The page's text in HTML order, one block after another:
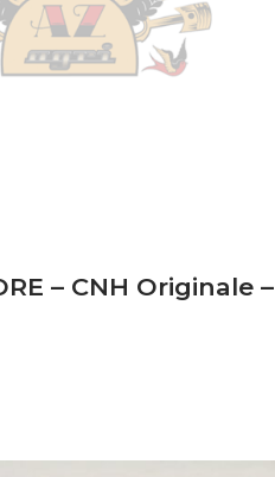
(114)
(18)
– CNH Originale –